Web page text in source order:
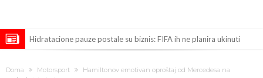
Hidratacione pauze postale su biznis: FIFA ih ne planira ukinuti
Doma Motorsport
Hamiltonov emotivan oproštaj od Mercedesa na